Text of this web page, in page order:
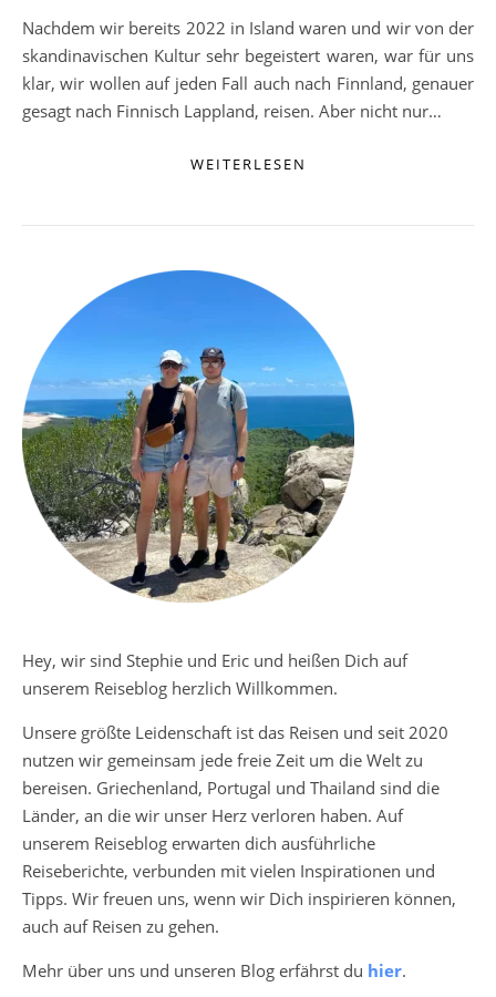
Nachdem wir bereits 2022 in Island waren und wir von der
skandinavischen Kultur sehr begeistert waren, war für uns
klar, wir wollen auf jeden Fall auch nach Finnland, genauer
gesagt nach Finnisch Lappland, reisen. Aber nicht nur…
WEITERLESEN
Hey, wir sind Stephie und Eric und heißen Dich auf
unserem Reiseblog herzlich Willkommen.
Unsere größte Leidenschaft ist das Reisen und seit 2020
nutzen wir gemeinsam jede freie Zeit um die Welt zu
bereisen. Griechenland, Portugal und Thailand sind die
Länder, an die wir unser Herz verloren haben. Auf
unserem Reiseblog erwarten dich ausführliche
Reiseberichte, verbunden mit vielen Inspirationen und
Tipps. Wir freuen uns, wenn wir Dich inspirieren können,
auch auf Reisen zu gehen.
Mehr über uns und unseren Blog erfährst du hier.